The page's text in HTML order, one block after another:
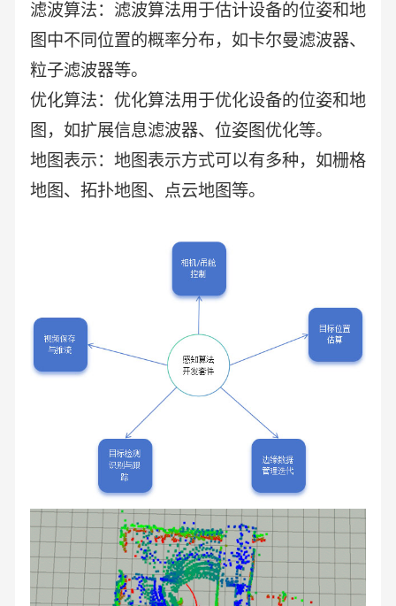
滤波算法：滤波算法用于估计设备的位姿和地
图中不同位置的概率分布，如卡尔曼滤波器、
粒子滤波器等。
优化算法：优化算法用于优化设备的位姿和地
图，如扩展信息滤波器、位姿图优化等。
地图表示：地图表示方式可以有多种，如栅格
地图、拓扑地图、点云地图等。